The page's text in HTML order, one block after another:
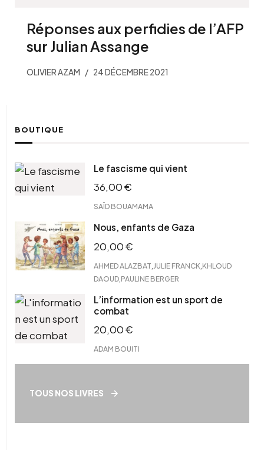
Réponses aux perfidies de l’AFP
sur Julian Assange
OLIVIER AZAM 24 DÉCEMBRE 2021
BOUTIQUE
Le fascisme qui vient
36,00€
SAÏD BOUAMAMA
Nous, enfants de Gaza
20,00€
AHMED ALAZBAT JULIE FRANCK KHLOUD
DAOUD PAULINE BERGER
L’information est un sport de
combat
20,00€
ADAM BOUITI
TOUS NOS LIVRES